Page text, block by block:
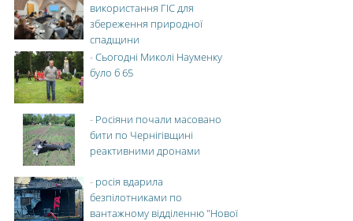
використання ГІС для
збереження природної
спадщини
-Сьогодні Миколі Науменку
було б 65
- Росіяни почали масовано
бити по Чернігівщині
реактивними дронами
- росія вдарила
безпілотниками по
вантажному відділенню "Нової